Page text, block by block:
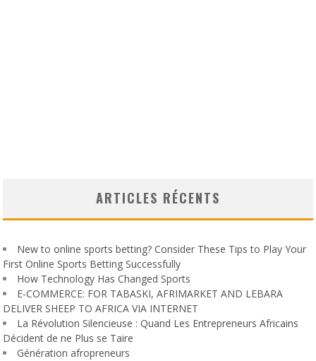
ARTICLES RÉCENTS
New to online sports betting? Consider These Tips to Play Your
First Online Sports Betting Successfully
How Technology Has Changed Sports
E-COMMERCE: FOR TABASKI, AFRIMARKET AND LEBARA
DELIVER SHEEP TO AFRICA VIA INTERNET
La Révolution Silencieuse : Quand Les Entrepreneurs Africains
Décident de ne Plus se Taire
Génération afropreneurs